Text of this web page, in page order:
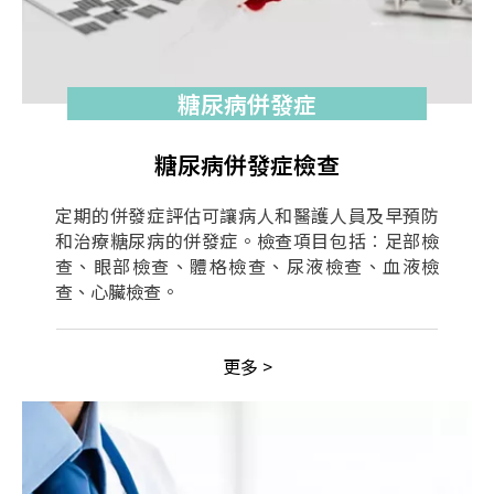
糖尿病併發症
​糖尿病併發症檢查
定期的併發症評估可讓病人和醫護人員及早預防
和治療糖尿病的併發症。檢查項目包括︰足部檢
查、眼部檢查、體格檢查、尿液檢查、血液檢
查、心臟檢查。
更多 >